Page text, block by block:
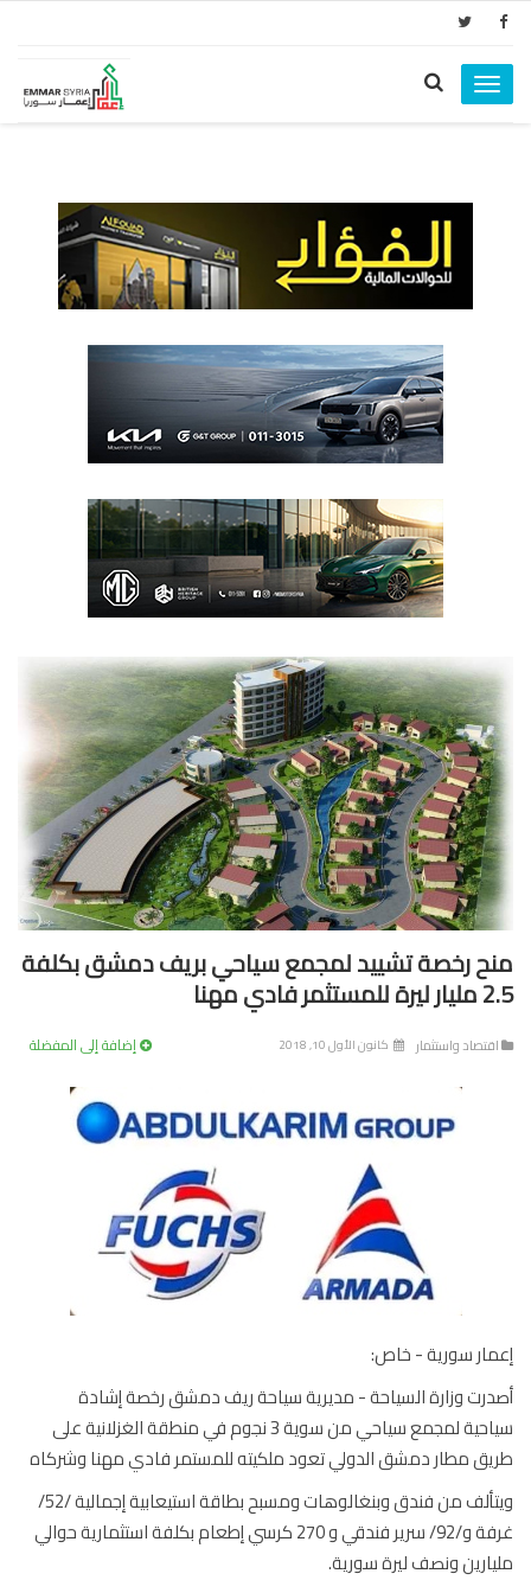
Toggle
navigation
رخصة تشييد لمجمع سياحي بريف دمشق بكلفة
واستثمار كانون الأول 10, 2018 إضافة إلى المفضلة
سورية - خاص:
وزارة السياحة - مديرية سياحة ريف دمشق رخصة إشادة
سياحية لمجمع سياحي من سوية 3 نجوم في منطقة الغزلانية على
مطار دمشق الدولي تعود ملكيته للمستمر فادي مهنا وشركاه
ويتألف من فندق وبنغالوهات ومسبح بطاقة استيعابية إجمالية /52/
غرفة و/92/ سرير فندقي و 270 كرسي إطعام بكلفة استثمارية حوالي
ونصف ليرة سورية.